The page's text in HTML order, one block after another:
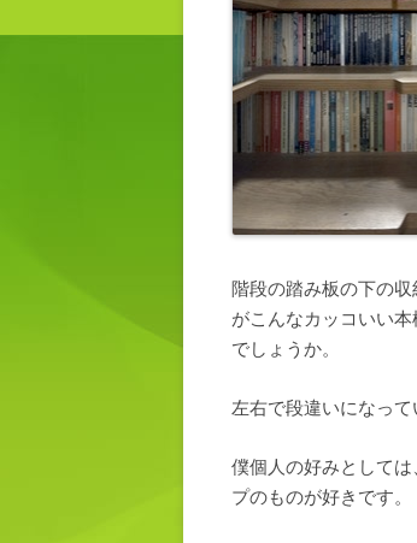
階段の踏み板の下の
がこんなカッコいい
でしょうか。
左右で段違いになって
僕個人の好みとして
プのものが好きです。